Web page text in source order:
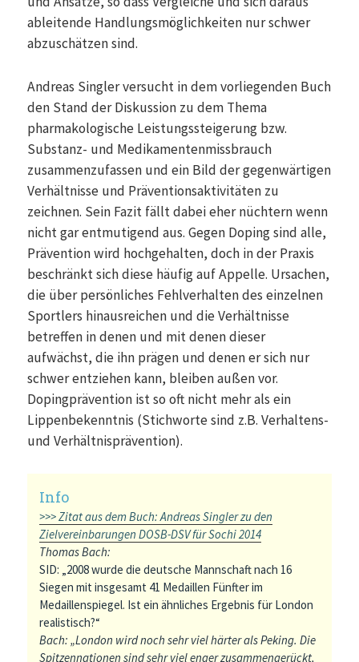
ableitende Handlungsmöglichkeiten nur schwer
abzuschätzen sind.
Andreas Singler versucht in dem vorliegenden Buch
den Stand der Diskussion zu dem Thema
pharmakologische Leistungssteigerung bzw.
Substanz- und Medikamentenmissbrauch
zusammenzufassen und ein Bild der gegenwärtigen
Verhältnisse und Präventionsaktivitäten zu
zeichnen. Sein Fazit fällt dabei eher nüchtern wenn
nicht gar entmutigend aus. Gegen Doping sind alle,
Prävention wird hochgehalten, doch in der Praxis
beschränkt sich diese häufig auf Appelle. Ursachen,
die über persönliches Fehlverhalten des einzelnen
Sportlers hinausreichen und die Verhältnisse
betreffen in denen und mit denen dieser
aufwächst, die ihn prägen und denen er sich nur
schwer entziehen kann, bleiben außen vor.
Dopingprävention ist so oft nicht mehr als ein
Lippenbekenntnis (Stichworte sind z.B. Verhaltens-
und Verhältnisprävention).
>>> Zitat aus dem Buch: Andreas Singler zu den
Zielvereinbarungen DOSB-DSV für Sochi 2014
Thomas Bach:
SID: „2008 wurde die deutsche Mannschaft nach 16
Siegen mit insgesamt 41 Medaillen Fünfter im
Medaillenspiegel. Ist ein ähnliches Ergebnis für London
realistisch?“
Bach: „London wird noch sehr viel härter als Peking. Die
Spitzennationen sind sehr viel enger zusammengerückt,